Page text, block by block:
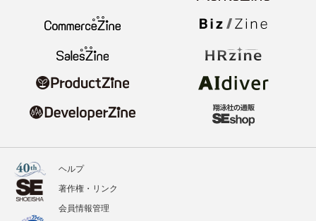
ヘルプ
著作権・リンク
会員情報管理